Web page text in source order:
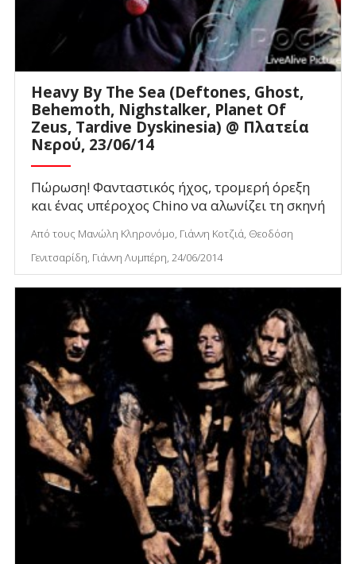
Heavy By The Sea (Deftones, Ghost,
Behemoth, Nighstalker, Planet Of
Zeus, Tardive Dyskinesia) @ Πλατεία
Νερού, 23/06/14
Πώρωση! Φανταστικός ήχος, τρομερή όρεξη
και ένας υπέροχος Chino να αλωνίζει τη σκηνή
Από τους Μανώλη Κληρονόμο, Γιάννη Κοτζιά, Θεοδόση
Γενιτσαρίδη, Γιάννη Λυμπέρη, 24/06/2014